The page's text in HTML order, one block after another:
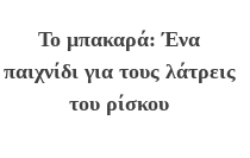
Το μπακαρά: Ένα
παιχνίδι για τους λάτρεις
του ρίσκου